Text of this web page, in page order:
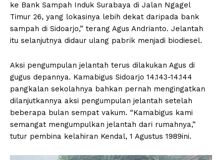
ke Bank Sampah Induk Surabaya di Jalan Ngagel
Timur 26, yang lokasinya lebih dekat daripada bank
sampah di Sidoarjo,” terang Agus Andrianto. Jelantah
itu selanjutnya didaur ulang pabrik menjadi biodiesel.
Aksi pengumpulan jelantah terus dilakukan Agus di
gugus depannya. Kamabigus Sidoarjo 14.143-14.144
pangkalan sekolahnya bahkan pernah mengingatkan
dilanjutkannya aksi pengumpulan jelantah setelah
beberapa bulan sempat vakum. “Kamabigus kami
semangat mengumpulkan jelantah dari rumahnya,”
tutur pembina kelahiran Kendal, 1 Agustus 1989ini.